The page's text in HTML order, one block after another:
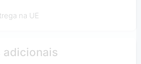
na UE
adicionais